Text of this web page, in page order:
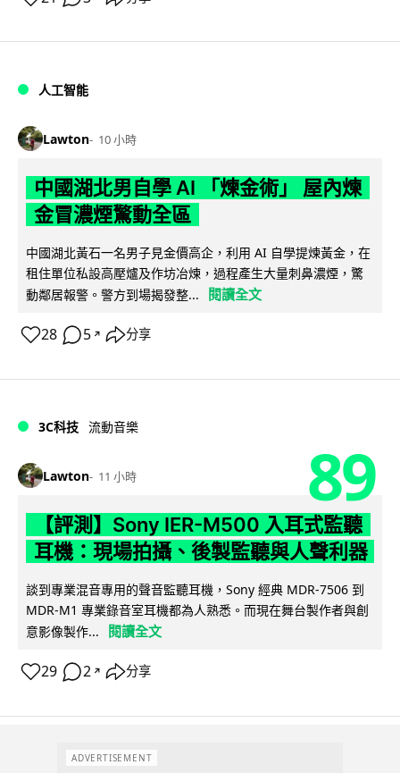
人工智能
Lawton 10 小時
中國湖北男自學 AI 「煉金術」 屋內煉
金冒濃煙驚動全區
中國湖北黃石一名男子見金價高企，利用 AI 自學提煉黃金，在
租住單位私設高壓爐及作坊冶煉，過程產生大量刺鼻濃煙，驚
動鄰居報警。警方到場揭發整...
閱讀全文
28 5 ↗ 分享
3C科技 流動音樂
Lawton 11 小時 89
【評測】Sony IER-M500 入耳式監聽
耳機：現場拍攝、後製監聽與人聲利器
談到專業混音專用的聲音監聽耳機，Sony 經典 MDR-7506 到
MDR-M1 專業錄音室耳機都為人熟悉。而現在舞台製作者與創
意影像製作...
閱讀全文
29 2 ↗ 分享
ADVERTISEMENT